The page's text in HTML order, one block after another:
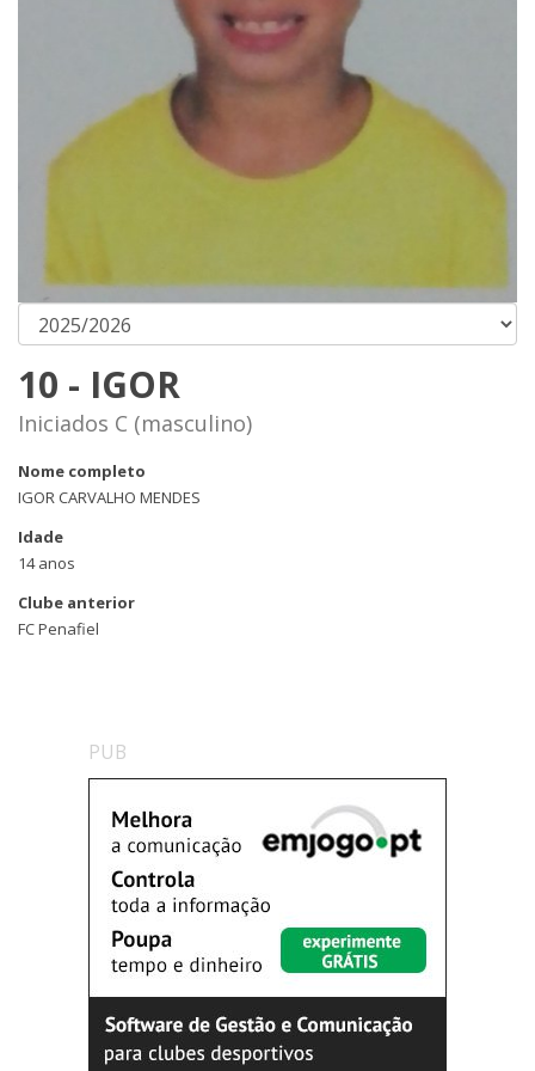
10 - IGOR
Iniciados C (masculino)
Nome completo
IGOR CARVALHO MENDES
Idade
14 anos
Clube anterior
FC Penafiel
PUB